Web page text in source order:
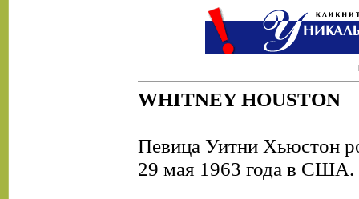
WHITNEY HOUSTON
Певица Уитни Хьюстон
29 мая 1963 года в США.